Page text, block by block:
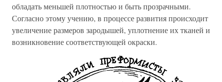
обладать меньшей плотностью и быть прозрачными.
Согласно этому учению, в процессе развития происходит
увеличение размеров зародышей, уплотнение их тканей и
возникновение соответствующей окраски.